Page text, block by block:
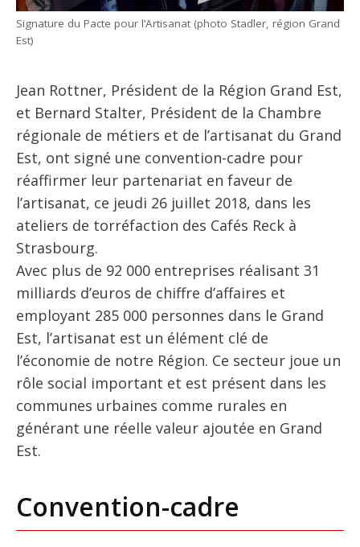
Signature du Pacte pour l’Artisanat (photo Stadler, région Grand
Est)
Jean Rottner, Président de la Région Grand Est,
et Bernard Stalter, Président de la Chambre
régionale de métiers et de l’artisanat du Grand
Est, ont signé une convention-cadre pour
réaffirmer leur partenariat en faveur de
l’artisanat, ce jeudi 26 juillet 2018, dans les
ateliers de torréfaction des Cafés Reck à
Strasbourg.
Avec plus de 92 000 entreprises réalisant 31
milliards d’euros de chiffre d’affaires et
employant 285 000 personnes dans le Grand
Est, l’artisanat est un élément clé de
l’économie de notre Région. Ce secteur joue un
rôle social important et est présent dans les
communes urbaines comme rurales en
générant une réelle valeur ajoutée en Grand
Est.
Convention-cadre